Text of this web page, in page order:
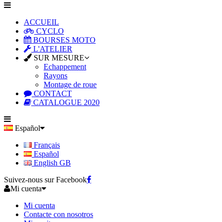
ACCUEIL
CYCLO
BOURSES MOTO
L'ATELIER
SUR MESURE
Echappement
Rayons
Montage de roue
CONTACT
CATALOGUE 2020
Español
Français
Español
English GB
Suivez-nous sur Facebook
Mi cuenta
Mi cuenta
Contacte con nosotros